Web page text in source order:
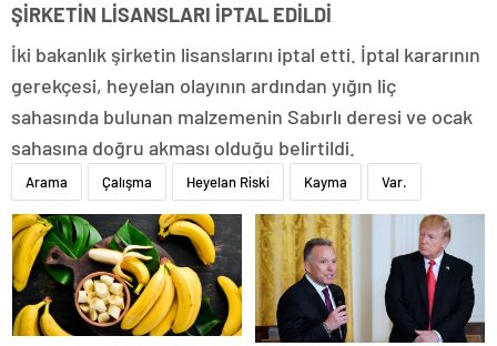
ŞİRKETİN LİSANSLARI İPTAL EDİLDİ
İki bakanlık şirketin lisanslarını iptal etti. İptal kararının
gerekçesi, heyelan olayının ardından yığın liç
sahasında bulunan malzemenin Sabırlı deresi ve ocak
sahasına doğru akması olduğu belirtildi.
Arama Çalışma Heyelan Riski Kayma Var.